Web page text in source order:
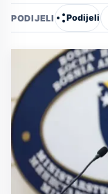
PODIJELI Podijeli